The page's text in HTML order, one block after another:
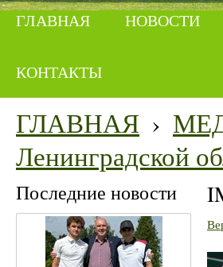
ГЛАВНАЯ НОВОСТИ
КОНТАКТЫ
ГЛАВНАЯ ›
Ленинградской
Последние новости